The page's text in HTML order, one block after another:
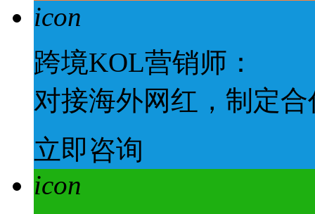
icon
跨境KOL营销师：
对接海外网红，制定
立即咨询
icon